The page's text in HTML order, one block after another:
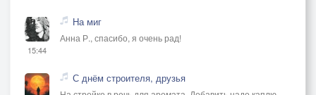
15:44
На миг
Анна Р., спасибо, я очень рад!
С днём строителя, друзья